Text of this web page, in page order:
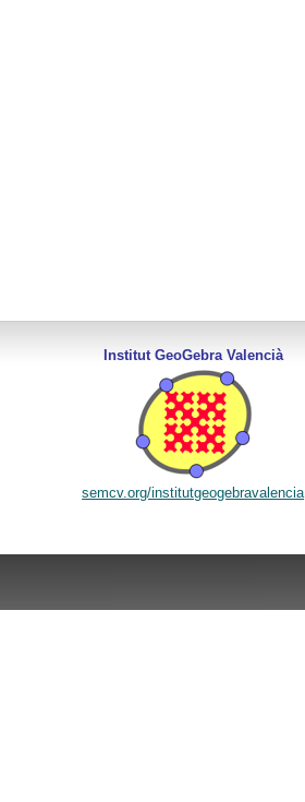
Institut GeoGebra Valencià
semcv.org/institutgeogebravalencia